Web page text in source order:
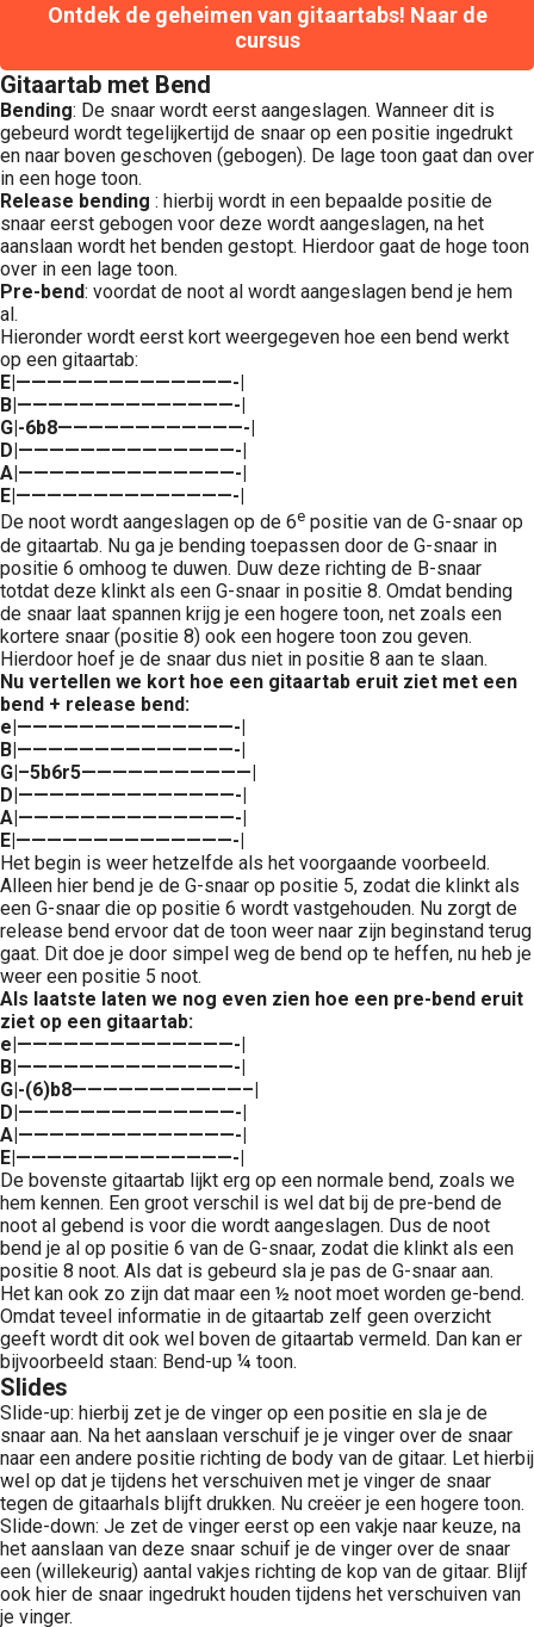
Ontdek de geheimen van gitaartabs! Naar de
cursus
Gitaartab met Bend
Bending: De snaar wordt eerst aangeslagen. Wanneer dit is
gebeurd wordt tegelijkertijd de snaar op een positie ingedrukt
en naar boven geschoven (gebogen). De lage toon gaat dan over
in een hoge toon.
Release bending : hierbij wordt in een bepaalde positie de
snaar eerst gebogen voor deze wordt aangeslagen, na het
aanslaan wordt het benden gestopt. Hierdoor gaat de hoge toon
over in een lage toon.
Pre-bend: voordat de noot al wordt aangeslagen bend je hem
al.
Hieronder wordt eerst kort weergegeven hoe een bend werkt
op een gitaartab:
E|——————————————-|
B|——————————————-|
G|-6b8————————————-|
D|——————————————-|
A|——————————————-|
E|——————————————-|
De noot wordt aangeslagen op de 6e positie van de G-snaar op
de gitaartab. Nu ga je bending toepassen door de G-snaar in
positie 6 omhoog te duwen. Duw deze richting de B-snaar
totdat deze klinkt als een G-snaar in positie 8. Omdat bending
de snaar laat spannen krijg je een hogere toon, net zoals een
kortere snaar (positie 8) ook een hogere toon zou geven.
Hierdoor hoef je de snaar dus niet in positie 8 aan te slaan.
Nu vertellen we kort hoe een gitaartab eruit ziet met een
bend + release bend:
e|——————————————-|
B|——————————————-|
G|–5b6r5———————————|
D|——————————————-|
A|——————————————-|
E|——————————————-|
Het begin is weer hetzelfde als het voorgaande voorbeeld.
Alleen hier bend je de G-snaar op positie 5, zodat die klinkt als
een G-snaar die op positie 6 wordt vastgehouden. Nu zorgt de
release bend ervoor dat de toon weer naar zijn beginstand terug
gaat. Dit doe je door simpel weg de bend op te heffen, nu heb je
weer een positie 5 noot.
Als laatste laten we nog even zien hoe een pre-bend eruit
ziet op een gitaartab:
e|——————————————-|
B|——————————————-|
G|-(6)b8———————————–|
D|——————————————-|
A|——————————————-|
E|——————————————-|
De bovenste gitaartab lijkt erg op een normale bend, zoals we
hem kennen. Een groot verschil is wel dat bij de pre-bend de
noot al gebend is voor die wordt aangeslagen. Dus de noot
bend je al op positie 6 van de G-snaar, zodat die klinkt als een
positie 8 noot. Als dat is gebeurd sla je pas de G-snaar aan.
Het kan ook zo zijn dat maar een ½ noot moet worden ge-bend.
Omdat teveel informatie in de gitaartab zelf geen overzicht
geeft wordt dit ook wel boven de gitaartab vermeld. Dan kan er
bijvoorbeeld staan: Bend-up ¼ toon.
Slides
Slide-up: hierbij zet je de vinger op een positie en sla je de
snaar aan. Na het aanslaan verschuif je je vinger over de snaar
naar een andere positie richting de body van de gitaar. Let hierbij
wel op dat je tijdens het verschuiven met je vinger de snaar
tegen de gitaarhals blijft drukken. Nu creëer je een hogere toon.
Slide-down: Je zet de vinger eerst op een vakje naar keuze, na
het aanslaan van deze snaar schuif je de vinger over de snaar
een (willekeurig) aantal vakjes richting de kop van de gitaar. Blijf
ook hier de snaar ingedrukt houden tijdens het verschuiven van
je vinger.